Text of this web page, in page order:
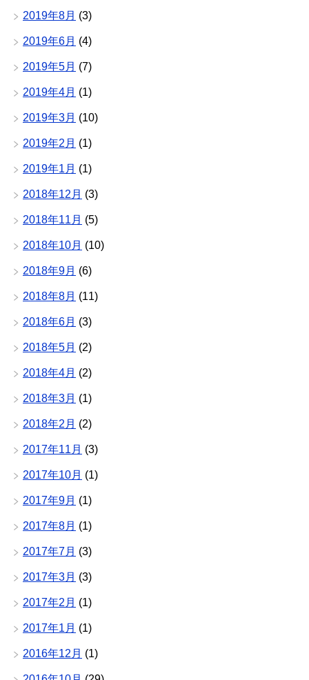
2019年8月 (3)
2019年6月 (4)
2019年5月 (7)
2019年4月 (1)
2019年3月 (10)
2019年2月 (1)
2019年1月 (1)
2018年12月 (3)
2018年11月 (5)
2018年10月 (10)
2018年9月 (6)
2018年8月 (11)
2018年6月 (3)
2018年5月 (2)
2018年4月 (2)
2018年3月 (1)
2018年2月 (2)
2017年11月 (3)
2017年10月 (1)
2017年9月 (1)
2017年8月 (1)
2017年7月 (3)
2017年3月 (3)
2017年2月 (1)
2017年1月 (1)
2016年12月 (1)